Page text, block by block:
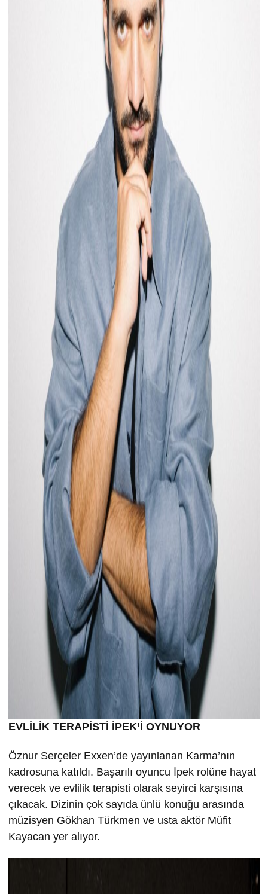
EVLİLİK TERAPİSTİ İPEK’İ OYNUYOR
Öznur Serçeler Exxen’de yayınlanan Karma’nın
kadrosuna katıldı. Başarılı oyuncu İpek rolüne hayat
verecek ve evlilik terapisti olarak seyirci karşısına
çıkacak. Dizinin çok sayıda ünlü konuğu arasında
müzisyen Gökhan Türkmen ve usta aktör Müfit
Kayacan yer alıyor.